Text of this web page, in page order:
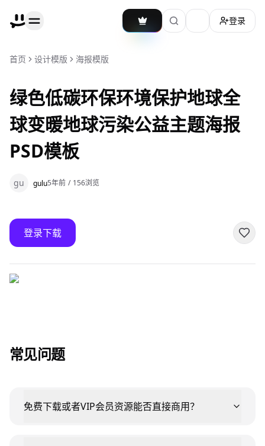
加载主题切换
登录
首页 设计模版 海报模版
绿色低碳环保环境保护地球全
球变暖地球污染公益主题海报
PSD模板
gu gulu5年前 / 156浏览
登录下载
常见问题
免费下载或者VIP会员资源能否直接商用？